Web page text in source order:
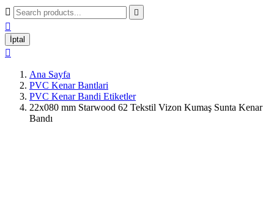
 

İptal

Ana Sayfa
PVC Kenar Bantlari
PVC Kenar Bandi Etiketler
22x080 mm Starwood 62 Tekstil Vizon Kumaş Sunta Kenar
Bandı